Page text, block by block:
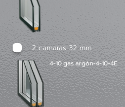
2 camaras 32 mm
4-10 gas argón-4-10-4E